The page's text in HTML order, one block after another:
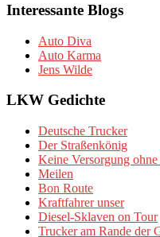
Interessante Blogs
Auto Diva
Auto Karma
Jens Wilde
LKW Gedichte
Deutsche Trucker
Der Straßenkönig
Keine Versorgung
Meilen
Bon Route
Kraftfahrer unser
Diesel-Sklaven on Tour
Trucker am Rande der